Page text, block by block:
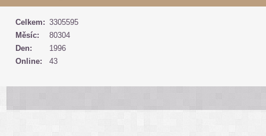
Online: 43
Celkem: 3305595
Měsíc:
80304
Den:
1996